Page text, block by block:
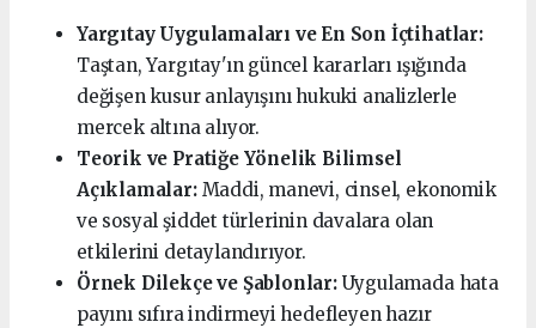
Yargıtay Uygulamaları ve En Son İçtihatlar:
Taştan, Yargıtay'ın güncel kararları ışığında
değişen kusur anlayışını hukuki analizlerle
mercek altına alıyor.
Teorik ve Pratiğe Yönelik Bilimsel
Açıklamalar:Maddi, manevi, cinsel, ekonomik
ve sosyal şiddet türlerinin davalara olan
etkilerini detaylandırıyor.
Örnek Dilekçe ve Şablonlar:Uygulamada hata
payını sıfıra indirmeyi hedefleyen hazır